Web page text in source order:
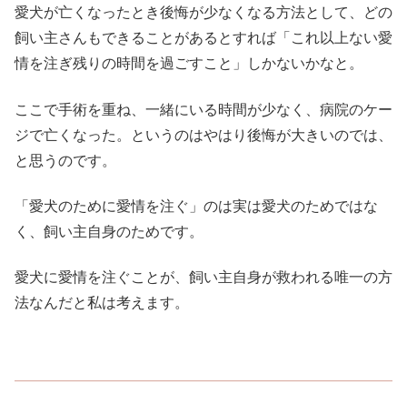
愛犬が亡くなったとき後悔が少なくなる方法として、どの
飼い主さんもできることがあるとすれば「これ以上ない愛
情を注ぎ残りの時間を過ごすこと」しかないかなと。
ここで手術を重ね、一緒にいる時間が少なく、病院のケー
ジで亡くなった。というのはやはり後悔が大きいのでは、
と思うのです。
「愛犬のために愛情を注ぐ」のは実は愛犬のためではな
く、飼い主自身のためです。
愛犬に愛情を注ぐことが、飼い主自身が救われる唯一の方
法なんだと私は考えます。